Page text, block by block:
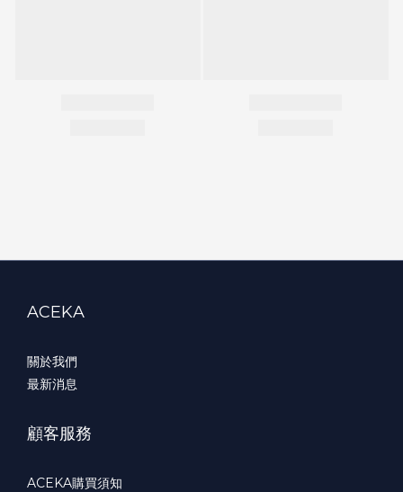
ACEKA
關於我們
最新消息
顧客服務
ACEKA購買須知